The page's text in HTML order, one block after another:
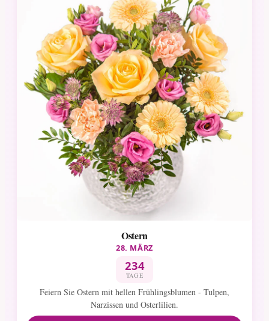
Ostern
28. MÄRZ
234
TAGE
Feiern Sie Ostern mit hellen Frühlingsblumen - Tulpen,
Narzissen und Osterlilien.